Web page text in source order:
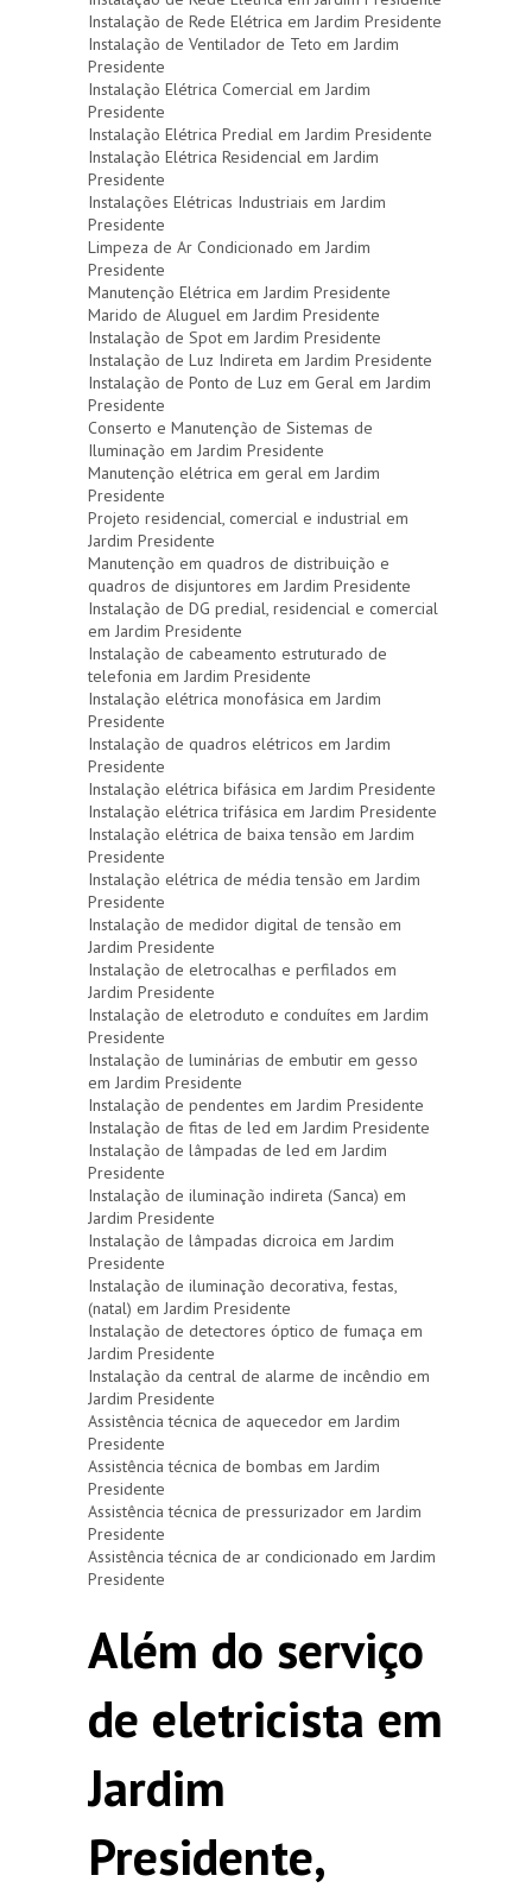
Instalação de Rede Elétrica em Jardim Presidente
Instalação de Ventilador de Teto em Jardim
Presidente
Instalação Elétrica Comercial em Jardim
Presidente
Instalação Elétrica Predial em Jardim Presidente
Instalação Elétrica Residencial em Jardim
Presidente
Instalações Elétricas Industriais em Jardim
Presidente
Limpeza de Ar Condicionado em Jardim
Presidente
Manutenção Elétrica em Jardim Presidente
Marido de Aluguel em Jardim Presidente
Instalação de Spot em Jardim Presidente
Instalação de Luz Indireta em Jardim Presidente
Instalação de Ponto de Luz em Geral em Jardim
Presidente
Conserto e Manutenção de Sistemas de
Iluminação em Jardim Presidente
Manutenção elétrica em geral em Jardim
Presidente
Projeto residencial, comercial e industrial em
Jardim Presidente
Manutenção em quadros de distribuição e
quadros de disjuntores em Jardim Presidente
Instalação de DG predial, residencial e comercial
em Jardim Presidente
Instalação de cabeamento estruturado de
telefonia em Jardim Presidente
Instalação elétrica monofásica em Jardim
Presidente
Instalação de quadros elétricos em Jardim
Presidente
Instalação elétrica bifásica em Jardim Presidente
Instalação elétrica trifásica em Jardim Presidente
Instalação elétrica de baixa tensão em Jardim
Presidente
Instalação elétrica de média tensão em Jardim
Presidente
Instalação de medidor digital de tensão em
Jardim Presidente
Instalação de eletrocalhas e perfilados em
Jardim Presidente
Instalação de eletroduto e conduítes em Jardim
Presidente
Instalação de luminárias de embutir em gesso
em Jardim Presidente
Instalação de pendentes em Jardim Presidente
Instalação de fitas de led em Jardim Presidente
Instalação de lâmpadas de led em Jardim
Presidente
Instalação de iluminação indireta (Sanca) em
Jardim Presidente
Instalação de lâmpadas dicroica em Jardim
Presidente
Instalação de iluminação decorativa, festas,
(natal) em Jardim Presidente
Instalação de detectores óptico de fumaça em
Jardim Presidente
Instalação da central de alarme de incêndio em
Jardim Presidente
Assistência técnica de aquecedor em Jardim
Presidente
Assistência técnica de bombas em Jardim
Presidente
Assistência técnica de pressurizador em Jardim
Presidente
Assistência técnica de ar condicionado em Jardim
Presidente
Além do serviço
de eletricista em
Jardim
Presidente,